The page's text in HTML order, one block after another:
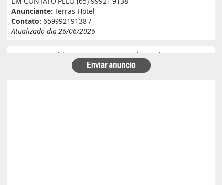
Anunciante: Terras Hotel
Contato: 65999219138 /
Atualizado dia 26/06/2026
Eu e meu marido estamos a procura de serviço em
fazenda. Eu tenho experiência e referência em cantina, ele
tem experiência e referência em lavoura. Passa veneno,